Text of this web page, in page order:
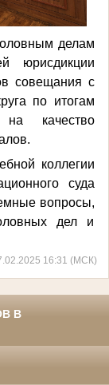
делам
юрисдикции
совещания с
по итогам
качество
коллегии
суда
вопросы,
дел и
16:31 (МСК)
В